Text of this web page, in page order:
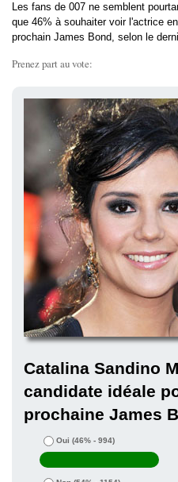
Les fans de 007 ne semblent
que 46% à souhaiter voir l'actrice
prochain James Bond, selon le
Prenez part au vote:
Catalina Sandino
candidate idéale
prochaine James
Oui (46% - 994)